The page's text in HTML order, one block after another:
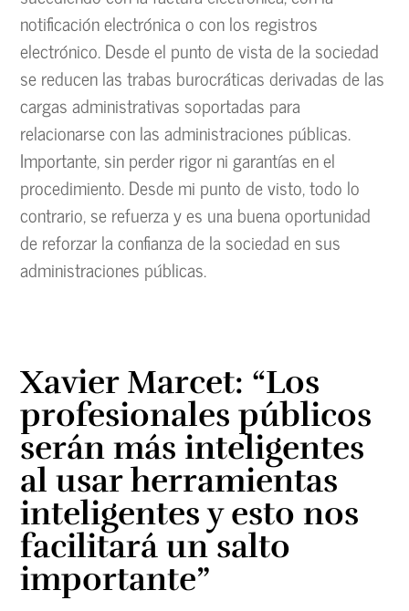
notificación electrónica o con los registros
electrónico. Desde el punto de vista de la sociedad
se reducen las trabas burocráticas derivadas de las
cargas administrativas soportadas para
relacionarse con las administraciones públicas.
Importante, sin perder rigor ni garantías en el
procedimiento. Desde mi punto de visto, todo lo
contrario, se refuerza y es una buena oportunidad
de reforzar la confianza de la sociedad en sus
administraciones públicas.
Xavier Marcet: “Los
profesionales públicos
serán más inteligentes
al usar herramientas
inteligentes y esto nos
facilitará un salto
importante”